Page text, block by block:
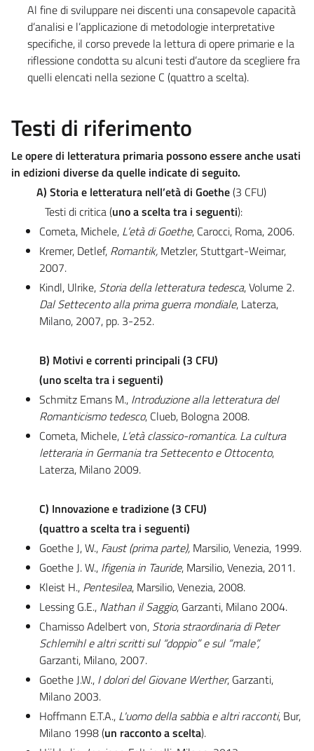
Al fine di sviluppare nei discenti una consapevole capacità
d’analisi e l’applicazione di metodologie interpretative
specifiche, il corso prevede la lettura di opere primarie e la
riflessione condotta su alcuni testi d’autore da scegliere fra
quelli elencati nella sezione C (quattro a scelta).
Testi di riferimento
Le opere di letteratura primaria possono essere anche usati
in edizioni diverse da quelle indicate di seguito.
A) Storia e letteratura nell’età di Goethe(3 CFU)
Testi di critica (uno a scelta tra i seguenti):
Cometa, Michele, L’età di Goethe, Carocci, Roma, 2006.
Kremer, Detlef, Romantik, Metzler, Stuttgart-Weimar,
2007.
Kindl, Ulrike, Storia della letteratura tedesca, Volume 2.
Dal Settecento alla prima guerra mondiale, Laterza,
Milano, 2007, pp. 3-252.
B) Motivi e correnti principali (3 CFU)
(uno scelta tra i seguenti)
Schmitz Emans M., Introduzione alla letteratura del
Romanticismo tedesco, Clueb, Bologna 2008.
Cometa, Michele, L’età classico-romantica. La cultura
letteraria in Germania tra Settecento e Ottocento,
Laterza, Milano 2009.
C) Innovazione e tradizione (3 CFU)
(quattro a scelta tra i seguenti)
Goethe J, W., Faust (prima parte), Marsilio, Venezia, 1999.
Goethe J. W., Ifigenia in Tauride, Marsilio, Venezia, 2011.
Kleist H., Pentesilea, Marsilio, Venezia, 2008.
Lessing G.E., Nathan il Saggio, Garzanti, Milano 2004.
Chamisso Adelbert von, Storia straordinaria di Peter
Schlemihl e altri scritti sul “doppio” e sul “male”,
Garzanti, Milano, 2007.
Goethe J.W., I dolori del Giovane Werther, Garzanti,
Milano 2003.
Hoffmann E.T.A., L'uomo della sabbia e altri racconti, Bur,
Milano 1998 (un racconto a scelta).